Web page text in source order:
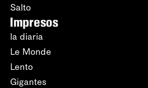
Salto
Impresos
la diaria
Le Monde
Lento
Gigantes